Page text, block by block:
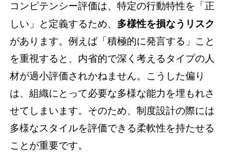
コンピテンシー評価は、特定の行動特性を「正
しい」と定義するため、 多様性を損なうリスク
があります。例えば「積極的に発言する」こと
を重視すると、内省的で深く考えるタイプの人
材が過小評価されかねません。こうした偏り
は、組織にとって必要な多様な能力を埋もれさ
せてしまいます。そのため、制度設計の際には
多様なスタイルを評価できる柔軟性を持たせる
ことが重要です。